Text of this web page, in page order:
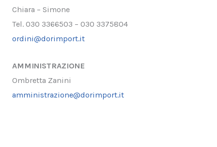
Chiara – Simone
Tel. 030 3366503 – 030 3375804
ordini@dorimport.it
AMMINISTRAZIONE
Ombretta Zanini
amministrazione@dorimport.it